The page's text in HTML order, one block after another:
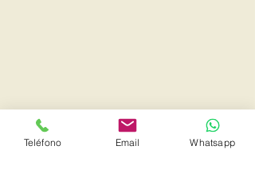
Teléfono Email Whatsapp